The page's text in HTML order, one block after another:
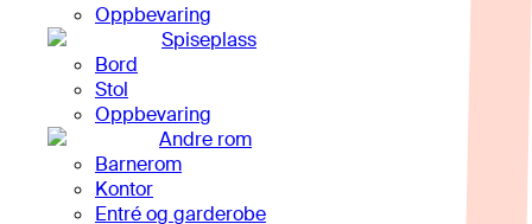
Oppbevaring
Spiseplass
Bord
Stol
Oppbevaring
Andre rom
Barnerom
Kontor
Entré og garderobe